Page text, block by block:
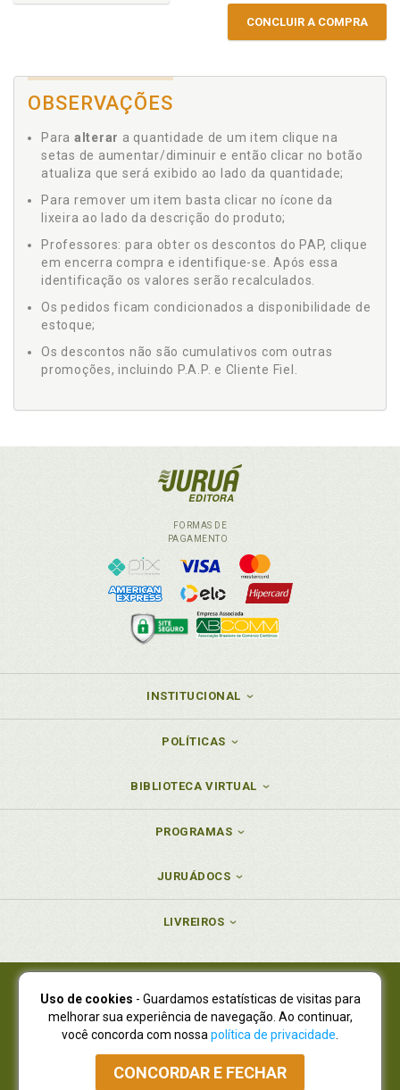
CONCLUIR A COMPRA
OBSERVAÇÕES
Para alterar a quantidade de um item clique na
setas de aumentar/diminuir e então clicar no botão
atualiza que será exibido ao lado da quantidade;
Para remover um item basta clicar no ícone da
lixeira ao lado da descrição do produto;
Professores: para obter os descontos do PAP, clique
em encerra compra e identifique-se. Após essa
identificação os valores serão recalculados.
Os pedidos ficam condicionados a disponibilidade de
estoque;
Os descontos não são cumulativos com outras
promoções, incluindo P.A.P. e Cliente Fiel.
FORMAS DE
PAGAMENTO
INSTITUCIONAL
POLÍTICAS
BIBLIOTECA VIRTUAL
PROGRAMAS
JURUÁDOCS
LIVREIROS
Juruá Editora Ltda., CNPJ 77.535.508/0001-19
Juruá Informática Ltda., CNPJ 01.701.561/0001-80
NOVO ENDEREÇO:R. Flávio Dallegrave, 7665, São Lourenço |
Curitiba - Paraná - CEP 82210-310
Atendimento: (41) 4009-3900|Vendas Atacado: (41) 4009-3939
Uso de cookies - Guardamos estatísticas de visitas para
melhorar sua experiência de navegação. Ao continuar,
você concorda com nossa política de privacidade
CONCORDAR E FECHAR